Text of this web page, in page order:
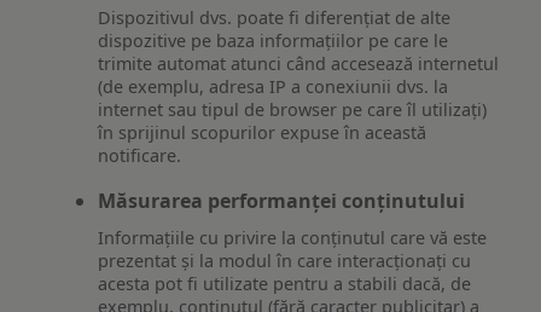
Dispozitivul dvs. poate fi diferențiat de alte
dispozitive pe baza informațiilor pe care le
trimite automat atunci când accesează internetul
(de exemplu, adresa IP a conexiunii dvs. la
internet sau tipul de browser pe care îl utilizați)
în sprijinul scopurilor expuse în această
notificare.
Măsurarea performanței conținutului
Informațiile cu privire la conținutul care vă este
prezentat și la modul în care interacționați cu
acesta pot fi utilizate pentru a stabili dacă, de
exemplu, conținutul (fără caracter publicitar) a